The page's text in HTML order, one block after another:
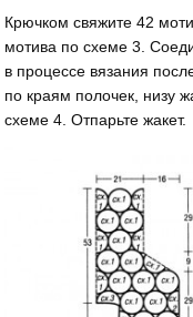
Крючком свяжите 42
мотива по схеме 3.
в процессе вязания
по краям полочек, низу
схеме 4. Отпарьте жакет.